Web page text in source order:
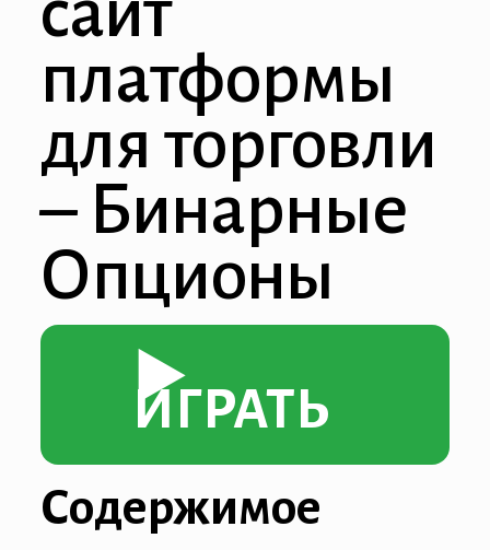
платформы
для торговли
– Бинарные
Опционы
▶️
ИГРАТЬ
Содержимое